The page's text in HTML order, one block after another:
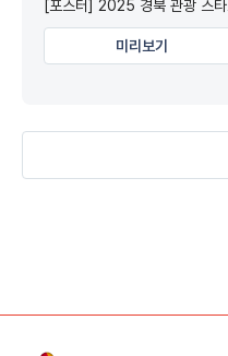
[포스터] 2025 경북 관광 스
미리보기